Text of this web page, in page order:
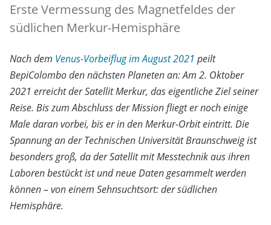
Erste Vermessung des Magnetfeldes der
südlichen Merkur-Hemisphäre
Nach dem Venus-Vorbeiflug im August 2021 peilt
BepiColombo den nächsten Planeten an: Am 2. Oktober
2021 erreicht der Satellit Merkur, das eigentliche Ziel seiner
Reise. Bis zum Abschluss der Mission fliegt er noch einige
Male daran vorbei, bis er in den Merkur-Orbit eintritt. Die
Spannung an der Technischen Universität Braunschweig ist
besonders groß, da der Satellit mit Messtechnik aus ihren
Laboren bestückt ist und neue Daten gesammelt werden
können – von einem Sehnsuchtsort: der südlichen
Hemisphäre.